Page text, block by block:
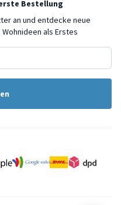
Bestellung
an und entdecke neue
als Erstes